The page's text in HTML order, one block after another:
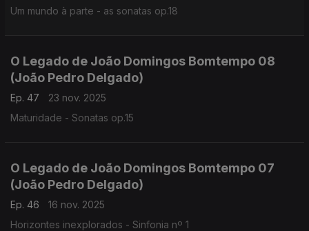
Um mundo à parte - as sonatas op.18
O Legado de João Domingos Bomtempo 08
(João Pedro Delgado)
Ep. 47
23 nov. 2025
Maturidade - Sonatas op.15
O Legado de João Domingos Bomtempo 07
(João Pedro Delgado)
Ep. 46
16 nov. 2025
Horizontes inexplorados - Sinfonia nº 1